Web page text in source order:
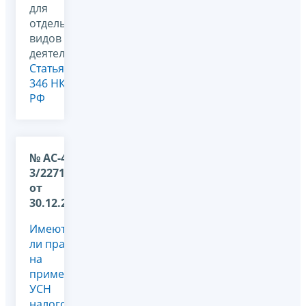
для
отдельных
видов
деятельности,
Статья
346 НК
РФ
№ АС-4-
3/22716@
от
30.12.2011
Имеют
ли право
на
применение
УСН